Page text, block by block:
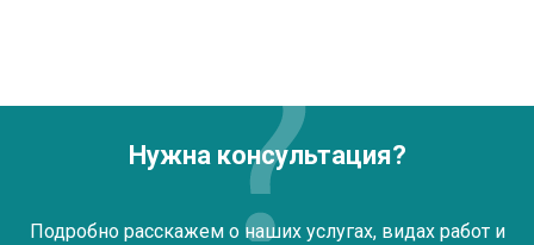
Нужна консультация?
Подробно расскажем о наших услугах, видах работ и